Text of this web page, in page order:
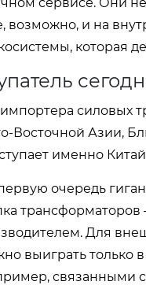
возможно, и на
которая
силовых
Азии,
именно
очередь
Для
выиграть только
связанными